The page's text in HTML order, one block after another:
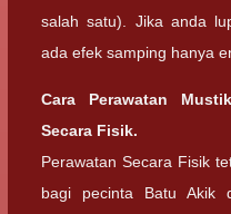
salah satu). Jika anda
ada efek samping hanya
Cara Perawatan
Secara Fisik.
Perawatan Secara Fisik
bagi pecinta Batu Akik